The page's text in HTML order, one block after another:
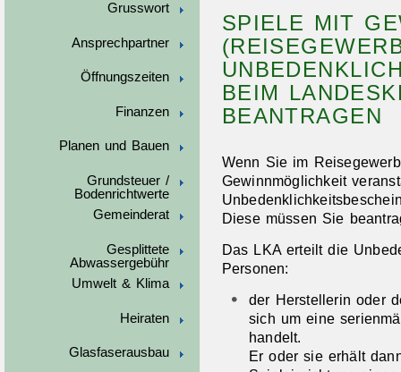
Grusswort
Ansprechpartner
Öffnungszeiten
Finanzen
Planen und Bauen
Grundsteuer /
Bodenrichtwerte
Gemeinderat
Gesplittete
Abwassergebühr
Umwelt & Klima
Heiraten
Glasfaserausbau
SPIELE MIT
BEIM
BEANTRAGEN
Wenn Sie im
Gewinnmöglichkeit
Diese müssen Sie
Das LKA erteilt die
Personen:
der Herstellerin oder
sich um eine
handelt.
Er oder sie erhält